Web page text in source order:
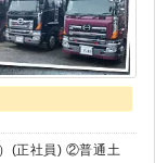
(正社員) ②普通土